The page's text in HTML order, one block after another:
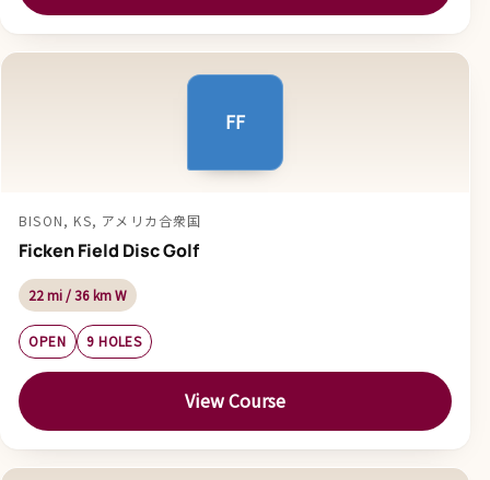
FF
BISON, KS, アメリカ合衆国
Ficken Field Disc Golf
22 mi / 36 km W
OPEN 9 HOLES
View Course